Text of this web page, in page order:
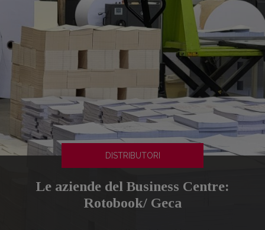
DISTRIBUTORI
Le aziende del Business Centre:
Rotobook/ Geca